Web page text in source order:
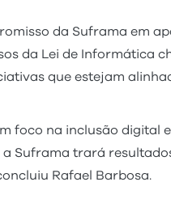
da Suframa em
da Lei de Informática
que estejam
foco na inclusão digital
a Suframa trará
Rafael Barbosa.